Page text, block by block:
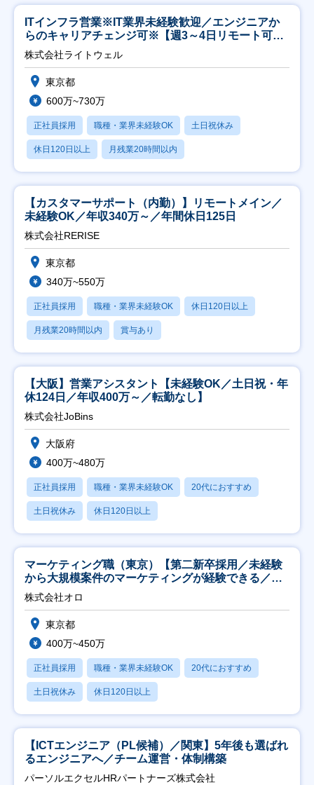
ITインフラ営業※IT業界未経験歓迎／エンジニアか
らのキャリアチェンジ可※【週3～4日リモート可
能】
株式会社ライトウェル
東京都
600万~730万
正社員採用 職種・業界未経験OK 土日祝休み
休日120日以上 月残業20時間以内
【カスタマーサポート（内勤）】リモートメイン／
未経験OK／年収340万～／年間休日125日
株式会社RERISE
東京都
340万~550万
正社員採用 職種・業界未経験OK 休日120日以上
月残業20時間以内 賞与あり
【大阪】営業アシスタント【未経験OK／土日祝・年
休124日／年収400万～／転勤なし】
株式会社JoBins
大阪府
400万~480万
正社員採用 職種・業界未経験OK 20代におすすめ
土日祝休み 休日120日以上
マーケティング職（東京）【第二新卒採用／未経験
から大規模案件のマーケティングが経験できる／研
修充実】
株式会社オロ
東京都
400万~450万
正社員採用 職種・業界未経験OK 20代におすすめ
土日祝休み 休日120日以上
【ICTエンジニア（PL候補）／関東】5年後も選ばれ
るエンジニアへ／チーム運営・体制構築
パーソルエクセルHRパートナーズ株式会社